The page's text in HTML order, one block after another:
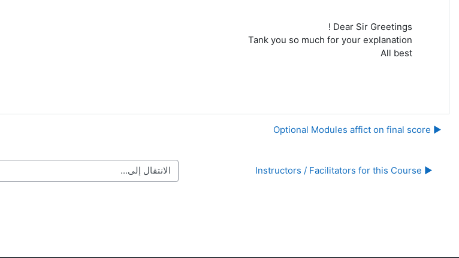
Dear Sir Greetings !
Tank you so much for your explanation
All best
▶︎ Optional Modules affict on final score
▶︎ Instructors / Facilitators for this Course الانتقال إلى...